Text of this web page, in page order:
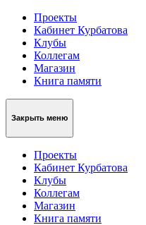
Проекты
Кабинет Курбатова
Клубы
Коллегам
Магазин
Книга памяти
Закрыть меню
Проекты
Кабинет Курбатова
Клубы
Коллегам
Магазин
Книга памяти